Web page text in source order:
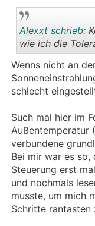
Alexxt schrieb:
wie ich die
Wenns nicht an
schlecht
Such mal hier im
Außentemperatur
verbundene
Bei mir war es so,
Steuerung erst
und nochmals
musste, um mich
Schritte rantasten